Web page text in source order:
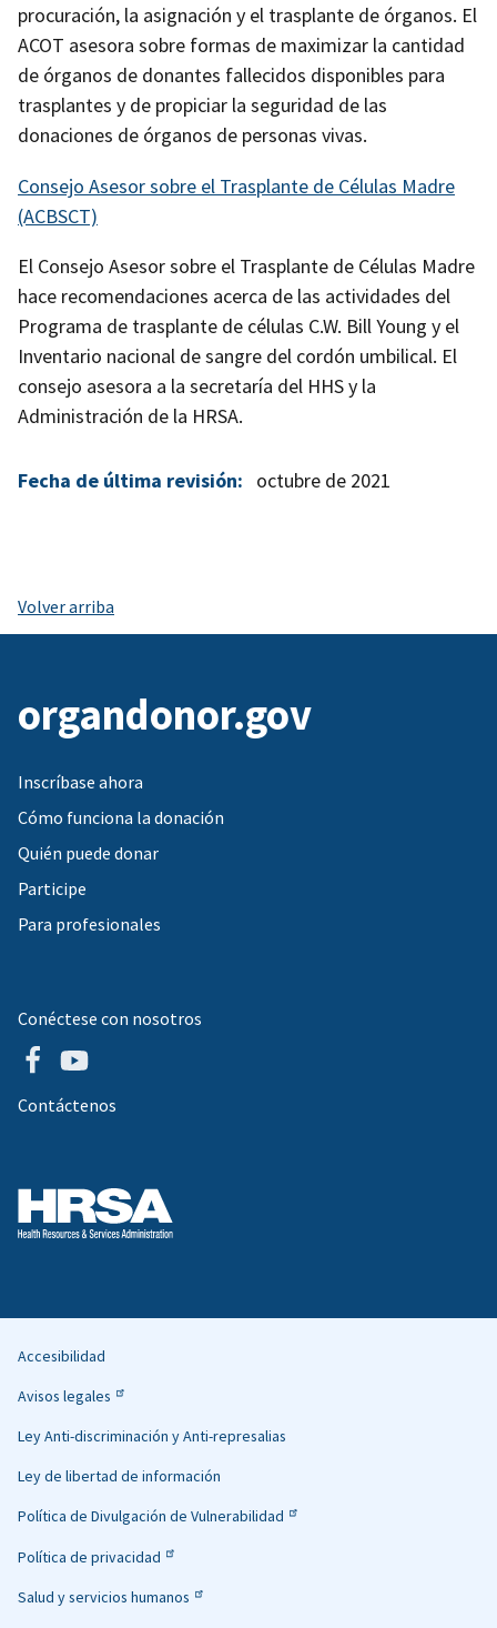
procuración, la asignación y el trasplante de órganos. El
ACOT asesora sobre formas de maximizar la cantidad
de órganos de donantes fallecidos disponibles para
trasplantes y de propiciar la seguridad de las
donaciones de órganos de personas vivas.
Consejo Asesor sobre el Trasplante de Células Madre
(ACBSCT)
El Consejo Asesor sobre el Trasplante de Células Madre
hace recomendaciones acerca de las actividades del
Programa de trasplante de células C.W. Bill Young y el
Inventario nacional de sangre del cordón umbilical. El
consejo asesora a la secretaría del HHS y la
Administración de la HRSA.
Fecha de última revisión: octubre de 2021
Volver arriba
organdonor.gov
Inscríbase ahora
Cómo funciona la donación
Quién puede donar
Participe
Para profesionales
Conéctese con nosotros
Contáctenos
Helpful
Links
Accesibilidad
Avisos legales
Ley Anti-discriminación y Anti-represalias
Ley de libertad de información
Política de Divulgación de Vulnerabilidad
Política de privacidad
Salud y servicios humanos